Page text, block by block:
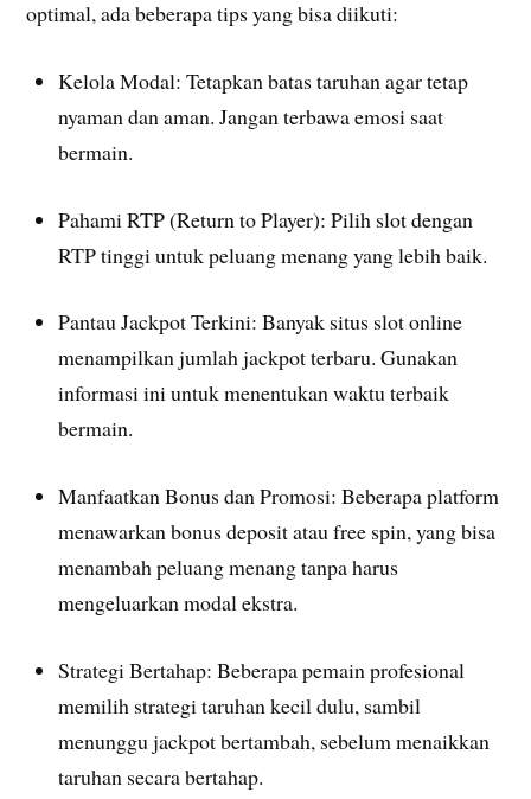
optimal, ada beberapa tips yang bisa diikuti:
Kelola Modal: Tetapkan batas taruhan agar tetap
nyaman dan aman. Jangan terbawa emosi saat
bermain.
Pahami RTP (Return to Player): Pilih slot dengan
RTP tinggi untuk peluang menang yang lebih baik.
Pantau Jackpot Terkini: Banyak situs slot online
menampilkan jumlah jackpot terbaru. Gunakan
informasi ini untuk menentukan waktu terbaik
bermain.
Manfaatkan Bonus dan Promosi: Beberapa platform
menawarkan bonus deposit atau free spin, yang bisa
menambah peluang menang tanpa harus
mengeluarkan modal ekstra.
Strategi Bertahap: Beberapa pemain profesional
memilih strategi taruhan kecil dulu, sambil
menunggu jackpot bertambah, sebelum menaikkan
taruhan secara bertahap.